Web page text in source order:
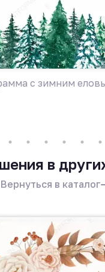
с зимним
в
Вернуться в каталог